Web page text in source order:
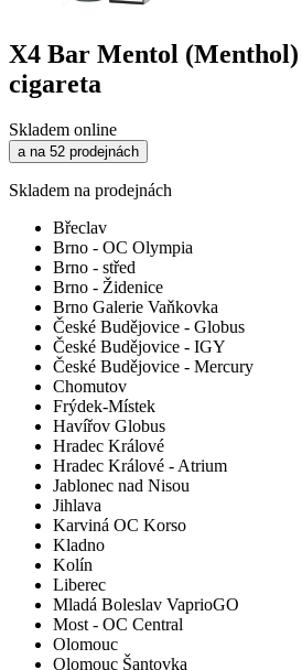
X4 Bar Mentol
cigareta
Skladem online
a na 52 prodejnách
Skladem na prodejnách
Břeclav
Brno - OC Olympia
Brno - střed
Brno - Židenice
Brno Galerie Vaňkovka
České Budějovice - Globus
České Budějovice - IGY
České Budějovice - Mercury
Chomutov
Frýdek-Místek
Havířov Globus
Hradec Králové
Hradec Králové - Atrium
Jablonec nad Nisou
Jihlava
Karviná OC Korso
Kladno
Kolín
Liberec
Mladá Boleslav VaprioGO
Most - OC Central
Olomouc
Olomouc Šantovka